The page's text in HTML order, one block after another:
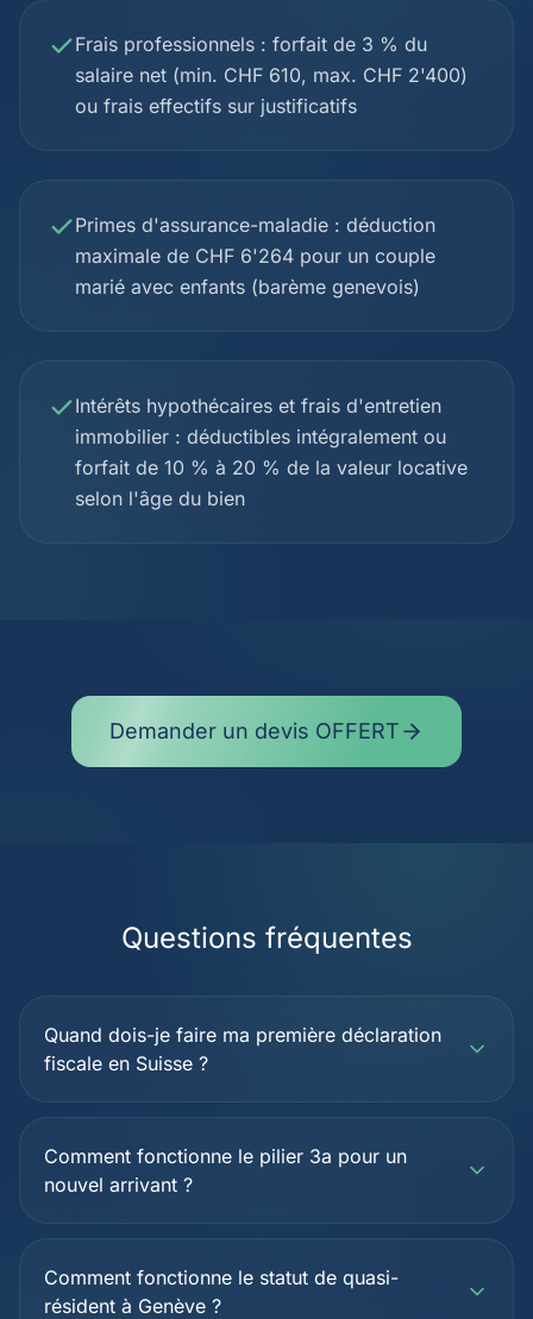
Frais professionnels : forfait de 3 % du
salaire net (min. CHF 610, max. CHF 2'400)
ou frais effectifs sur justificatifs
Primes d'assurance-maladie : déduction
maximale de CHF 6'264 pour un couple
marié avec enfants (barème genevois)
Intérêts hypothécaires et frais d'entretien
immobilier : déductibles intégralement ou
forfait de 10 % à 20 % de la valeur locative
selon l'âge du bien
Demander un devis OFFERT
Questions fréquentes
Quand dois-je faire ma première déclaration
fiscale en Suisse ?
Comment fonctionne le pilier 3a pour un
nouvel arrivant ?
Comment fonctionne le statut de quasi-
résident à Genève ?